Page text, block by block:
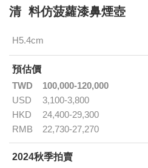
清 料仿菠蘿漆鼻煙壺
H5.4cm
預估價
TWD
100,000-120,000
USD
3,100-3,800
HKD
24,400-29,300
RMB
22,730-27,270
2024秋季拍賣